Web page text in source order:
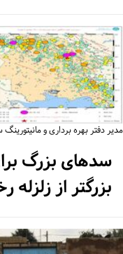
دفتر بهره برداری و مانیتورینگ
سدهای بزرگ
بزرگتر از